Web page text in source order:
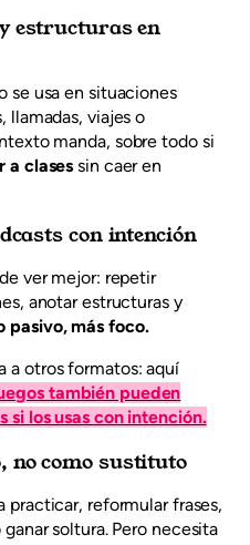
estructuras en
se usa en situaciones
llamadas, viajes o
manda, sobre todo si
a clases sin caer en
con intención
ver mejor: repetir
anotar estructuras y
pasivo, más foco.
a otros formatos: aquí
también pueden
los usas con intención.
no como sustituto
practicar, reformular frases,
soltura. Pero necesita